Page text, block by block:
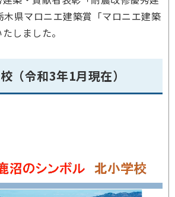
県マロニエ建築賞「マロニエ建築
しました。
（令和3年1月現在）